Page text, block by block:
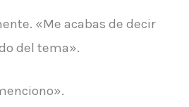
«Me acabas de decir
del tema».